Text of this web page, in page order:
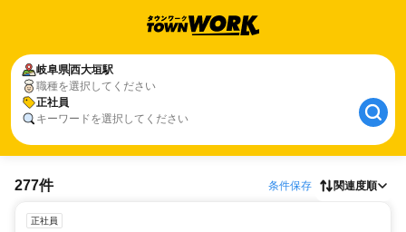
岐阜県西大垣駅
職種を選択してください
正社員
キーワードを選択してください
277件 条件保存 関連度順
正社員